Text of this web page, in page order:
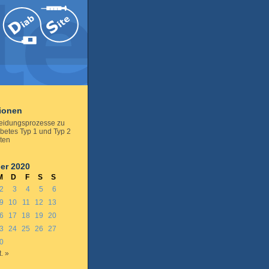
zu
Typ 1 und Typ 2
2020
D F S
S
2 3 4 5
6
9 10 11 12
13
17 18 19
20
24 25 26
27
»